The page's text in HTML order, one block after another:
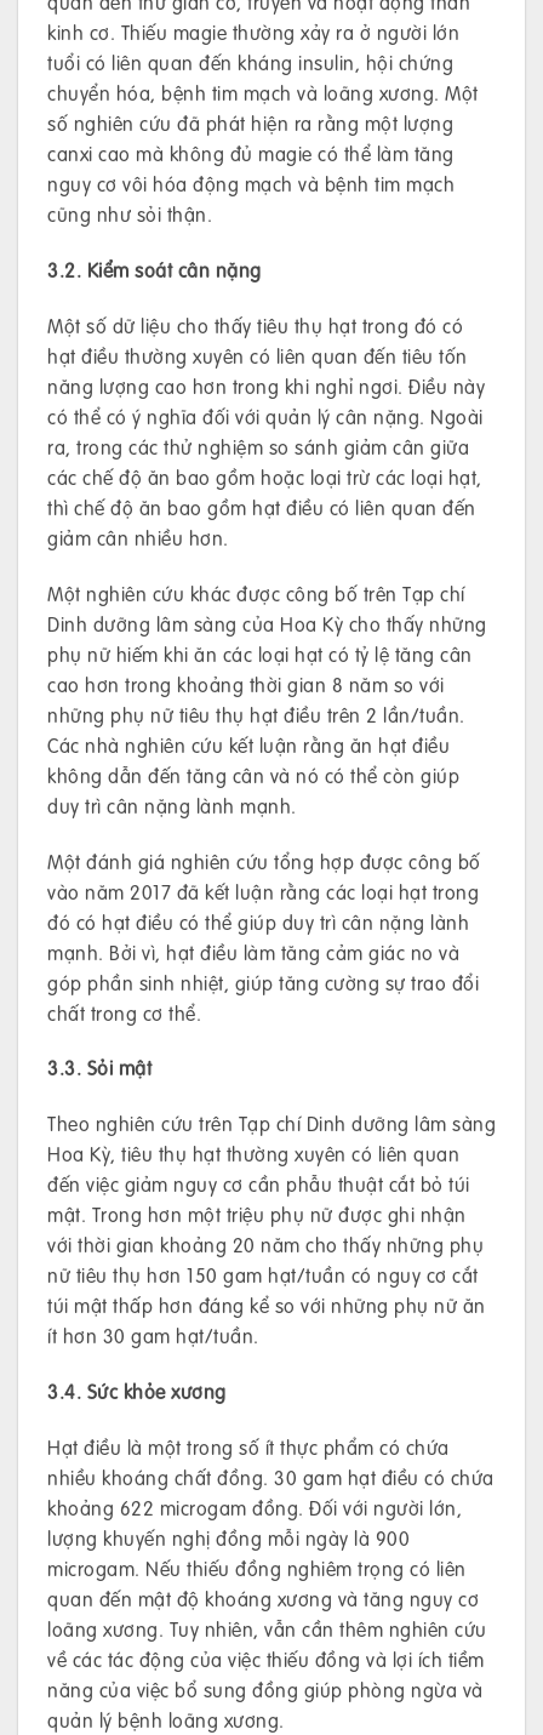
kinh cơ. Thiếu magie thường xảy ra ở người lớn
tuổi có liên quan đến kháng insulin, hội chứng
chuyển hóa, bệnh tim mạch và loãng xương. Một
số nghiên cứu đã phát hiện ra rằng một lượng
canxi cao mà không đủ magie có thể làm tăng
nguy cơ vôi hóa động mạch và bệnh tim mạch
cũng như sỏi thận.
3.2. Kiểm soát cân nặng
Một số dữ liệu cho thấy tiêu thụ hạt trong đó có
hạt điều thường xuyên có liên quan đến tiêu tốn
năng lượng cao hơn trong khi nghỉ ngơi. Điều này
có thể có ý nghĩa đối với quản lý cân nặng. Ngoài
ra, trong các thử nghiệm so sánh giảm cân giữa
các chế độ ăn bao gồm hoặc loại trừ các loại hạt,
thì chế độ ăn bao gồm hạt điều có liên quan đến
giảm cân nhiều hơn.
Một nghiên cứu khác được công bố trên Tạp chí
Dinh dưỡng lâm sàng của Hoa Kỳ cho thấy những
phụ nữ hiếm khi ăn các loại hạt có tỷ lệ tăng cân
cao hơn trong khoảng thời gian 8 năm so với
những phụ nữ tiêu thụ hạt điều trên 2 lần/tuần.
Các nhà nghiên cứu kết luận rằng ăn hạt điều
không dẫn đến tăng cân và nó có thể còn giúp
duy trì cân nặng lành mạnh.
Một đánh giá nghiên cứu tổng hợp được công bố
vào năm 2017 đã kết luận rằng các loại hạt trong
đó có hạt điều có thể giúp duy trì cân nặng lành
mạnh. Bởi vì, hạt điều làm tăng cảm giác no và
góp phần sinh nhiệt, giúp tăng cường sự trao đổi
chất trong cơ thể.
3.3. Sỏi mật
Theo nghiên cứu trên Tạp chí Dinh dưỡng lâm sàng
Hoa Kỳ, tiêu thụ hạt thường xuyên có liên quan
đến việc giảm nguy cơ cần phẫu thuật cắt bỏ túi
mật. Trong hơn một triệu phụ nữ được ghi nhận
với thời gian khoảng 20 năm cho thấy những phụ
nữ tiêu thụ hơn 150 gam hạt/tuần có nguy cơ cắt
túi mật thấp hơn đáng kể so với những phụ nữ ăn
ít hơn 30 gam hạt/tuần.
3.4. Sức khỏe xương
Hạt điều là một trong số ít thực phẩm có chứa
nhiều khoáng chất đồng. 30 gam hạt điều có chứa
khoảng 622 microgam đồng. Đối với người lớn,
lượng khuyến nghị đồng mỗi ngày là 900
microgam. Nếu thiếu đồng nghiêm trọng có liên
quan đến mật độ khoáng xương và tăng nguy cơ
loãng xương. Tuy nhiên, vẫn cần thêm nghiên cứu
về các tác động của việc thiếu đồng và lợi ích tiềm
năng của việc bổ sung đồng giúp phòng ngừa và
quản lý bệnh loãng xương.